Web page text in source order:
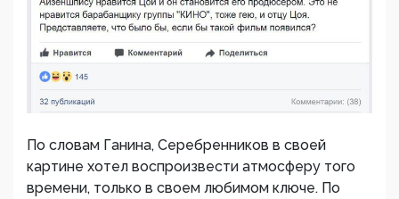
По словам Ганина, Серебренников в своей
картине хотел воспроизвести атмосферу того
времени, только в своем любимом ключе. По